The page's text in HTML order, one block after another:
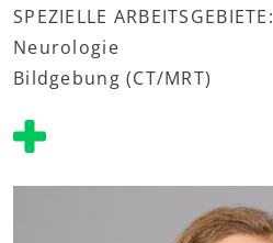
SPEZIELLE ARBEITSGEBIETE:
Neurologie
Bildgebung (CT/MRT)